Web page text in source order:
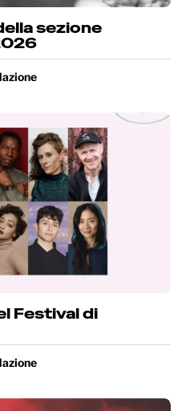
sezione
Festival di